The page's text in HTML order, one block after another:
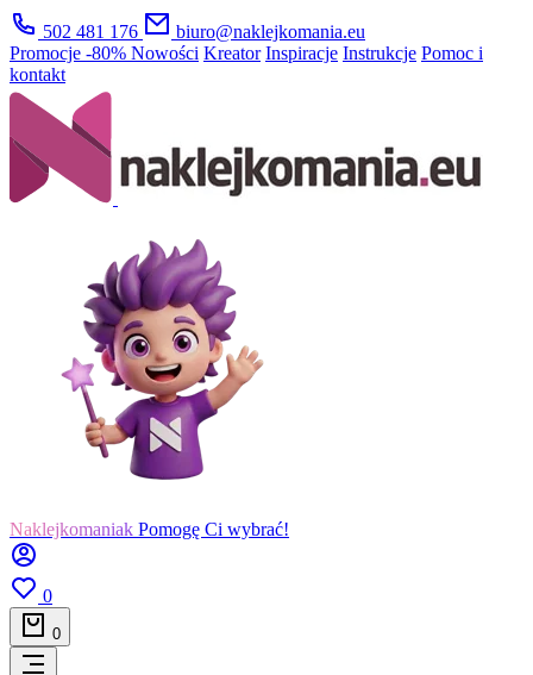
502 481 176
biuro@naklejkomania.eu
Promocje -80% Nowości Kreator Inspiracje Instrukcje Pomoc i
kontakt
Naklejkomaniak Pomogę Ci wybrać!
0
0